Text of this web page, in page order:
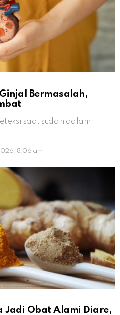
Bermasalah,
saat sudah dalam
8:06 am
Jadi Obat Alami Diare,